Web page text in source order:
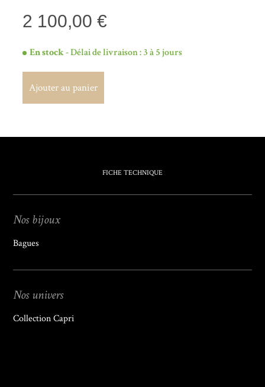
2 100,00 €
En stock- Délai de livraison : 3 à 5 jours
Ajouter au panier
Ajouter au panier
FICHE TECHNIQUE
Nos bijoux
Bagues
Nos univers
Collection Capri